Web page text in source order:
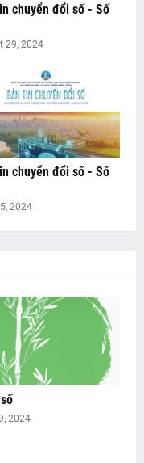
chuyển đổi số - Số
29, 2024
chuyển đổi số - Số
2024
2024